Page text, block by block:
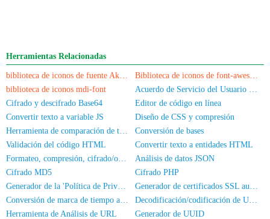
Herramientas Relacionadas
biblioteca de iconos de fuente Akar-Icons
Biblioteca de iconos de font-awesome
biblioteca de iconos mdi-font
Acuerdo de Servicio del Usuario y Política de Privacidad
Cifrado y descifrado Base64
Editor de código en línea
Convertir texto a variable JS
Diseño de CSS y compresión
Herramienta de comparación de texto en línea
Conversión de bases
Validación del código HTML
Convertir texto a entidades HTML
Formateo, compresión, cifrado/ofuscación de código JS
Análisis de datos JSON
Cifrado MD5
Cifrado PHP
Generador de la 'Política de Privacidad' de una App
Generador de certificados SSL autofirmados
Conversión de marca de tiempo a fecha/hora
Decodificación/codificación de URL en línea
Herramienta de Análisis de URL
Generador de UUID